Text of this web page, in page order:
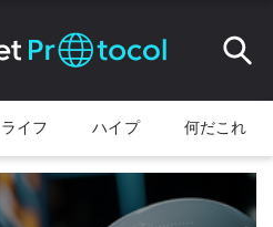
ライフ ハイプ 何だこれ